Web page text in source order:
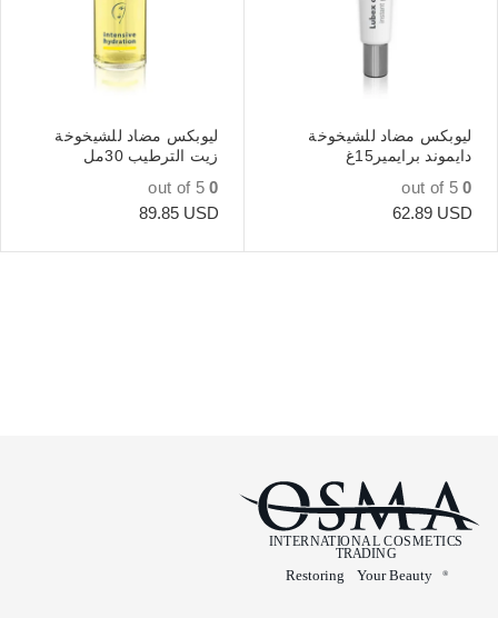
ليوبكس مضاد للشيخوخة
دايموند برايمير15غ
0
out of 5
62.89 USD
ليوبكس مضاد للشيخوخة
زيت الترطيب 30مل
0
out of 5
89.85 USD